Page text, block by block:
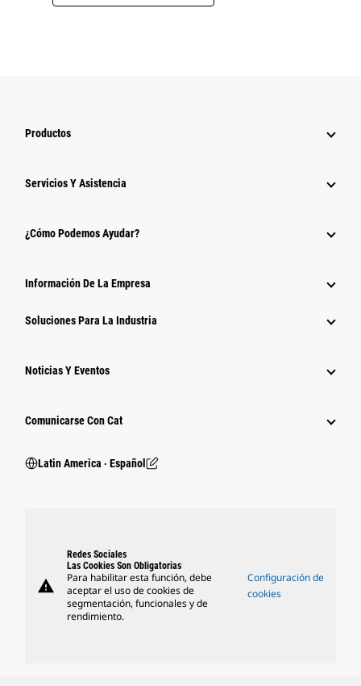
Productos
Servicios Y Asistencia
¿Cómo Podemos Ayudar?
Información De La Empresa
Soluciones Para La Industria
Noticias Y Eventos
Comunicarse Con Cat
Latin America ‧ Español
warning
Redes Sociales
Las Cookies Son Obligatorias
Para habilitar esta función, debe
aceptar el uso de cookies de
segmentación, funcionales y de
rendimiento.
Configuración de
cookies